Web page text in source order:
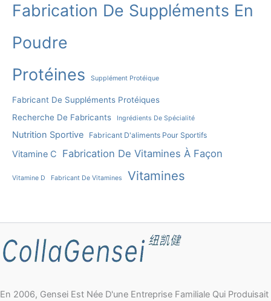
Fabrication De Suppléments En
Poudre
Protéines Supplément Protéique
Fabricant De Suppléments Protéiques
Recherche De Fabricants
Ingrédients De Spécialité
Nutrition Sportive Fabricant D'aliments Pour Sportifs
Vitamine C Fabrication De Vitamines À Façon
Vitamine D Fabricant De Vitamines Vitamines
En 2006, Gensei Est Née D'une Entreprise Familiale Qui Produisait